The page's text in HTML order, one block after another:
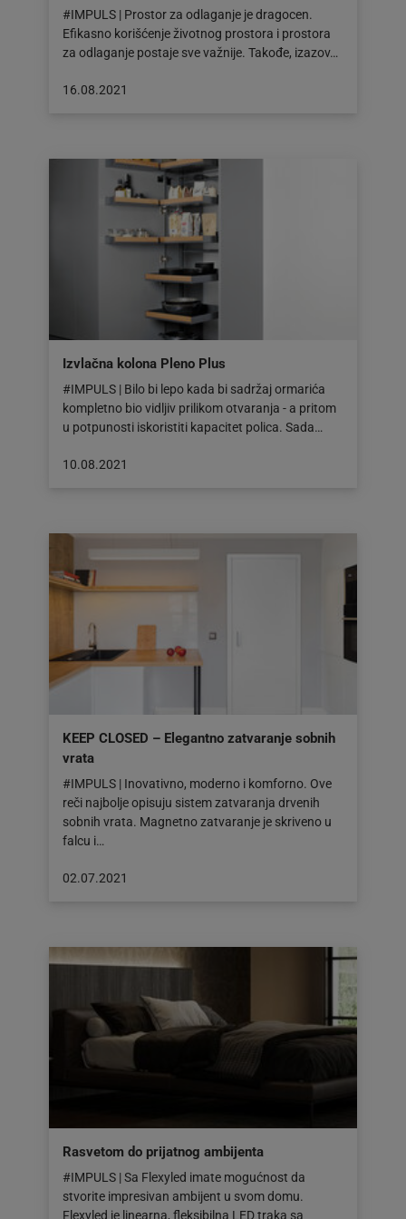
#IMPULS | Prostor za odlaganje je dragocen.
Efikasno korišćenje životnog prostora i prostora
za odlaganje postaje sve važnije. Takođe, izazov…
Objava
16.08.2021
Izvlačna kolona Pleno Plus
#IMPULS | Bilo bi lepo kada bi sadržaj ormarića
kompletno bio vidljiv prilikom otvaranja - a pritom
u potpunosti iskoristiti kapacitet polica. Sada…
Objava
10.08.2021
KEEP CLOSED – Elegantno zatvaranje sobnih
vrata
#IMPULS | Inovativno, moderno i komforno. Ove
reči najbolje opisuju sistem zatvaranja drvenih
sobnih vrata. Magnetno zatvaranje je skriveno u
falcu i…
Objava
02.07.2021
Rasvetom do prijatnog ambijenta
#IMPULS | Sa Flexyled imate mogućnost da
stvorite impresivan ambijent u svom domu.
Flexyled je linearna, fleksibilna LED traka sa